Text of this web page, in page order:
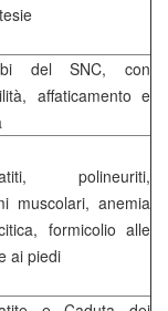
del SNC, con
affaticamento e
polineuriti,
muscolari, anemia
formicolio alle
ai piedi